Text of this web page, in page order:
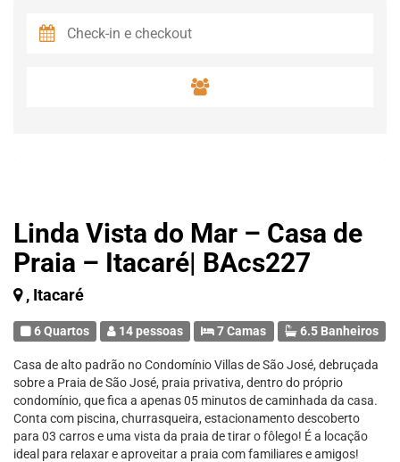
Linda Vista do Mar – Casa de
Praia – Itacaré| BAcs227
, Itacaré
6 Quartos 14 pessoas 7 Camas 6.5 Banheiros
Casa de alto padrão no Condomínio Villas de São José, debruçada
sobre a Praia de São José, praia privativa, dentro do próprio
condomínio, que fica a apenas 05 minutos de caminhada da casa.
Conta com piscina, churrasqueira, estacionamento descoberto
para 03 carros e uma vista da praia de tirar o fôlego! É a locação
ideal para relaxar e aproveitar a praia com familiares e amigos!